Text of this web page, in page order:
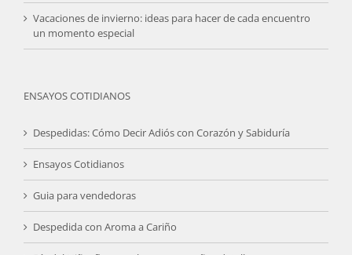
Vacaciones de invierno: ideas para hacer de cada encuentro
un momento especial
ENSAYOS COTIDIANOS
Despedidas: Cómo Decir Adiós con Corazón y Sabiduría
Ensayos Cotidianos
Guia para vendedoras
Despedida con Aroma a Cariño